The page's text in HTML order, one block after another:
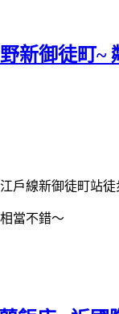
新御徒町~
戶線新御徒町站徒
當不錯～